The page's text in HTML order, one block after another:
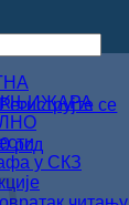
се
рсд
у СКЗ